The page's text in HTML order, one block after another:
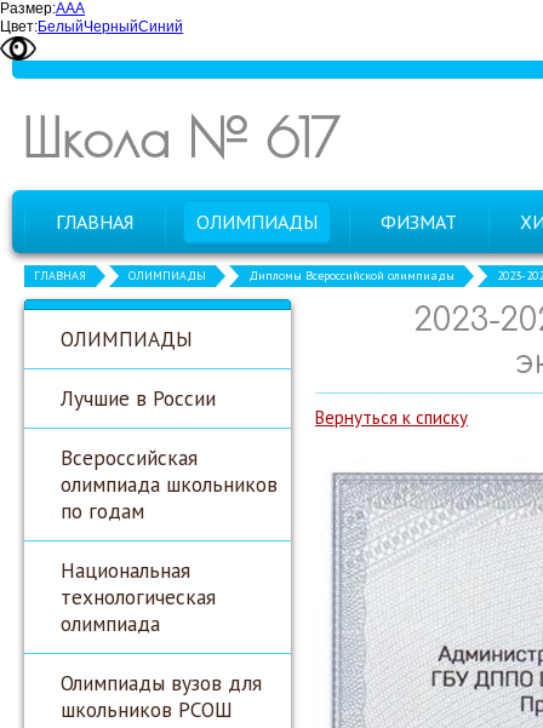
Размер:ААА
Цвет:БелыйЧерныйСиний
Школа № 617
ГЛАВНАЯ ОЛИМПИАДЫ ФИЗМАТ
ГЛАВНАЯ ОЛИМПИАДЫ Дипломы Всероссийской олимпиады 2023-
ОЛИМПИАДЫ
Лучшие в России
Всероссийская
олимпиада школьников
по годам
Национальная
технологическая
олимпиада
Олимпиады вузов для
школьников РСОШ
2023-
Вернуться к списку